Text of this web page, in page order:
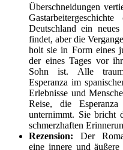
Überschneidungen
Deutschland ein
findet, aber die
holt sie in Form eines
der eines Tages vor
Sohn ist. Alle
Esperanza im
Erlebnisse und
Reise, die
unternimmt. Sie bricht
schmerzhaften
Rezension: Der
eine innere und